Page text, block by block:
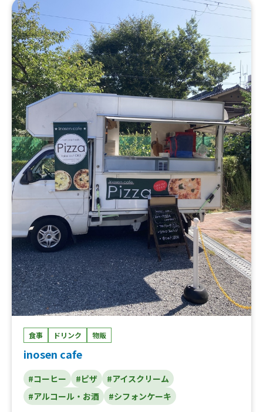
フランク、フライドポテト、ドリンク,、ドリンク,、冷凍
シフォンケーキ、チョコバナナ、林檎飴
食事 ドリンク 物販
inosen cafe
#コーヒー #ピザ
#アイスクリーム
#アルコール・お酒
#シフォンケーキ